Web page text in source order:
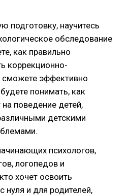
подготовку, научитесь
обследование
как правильно
коррекционно-
эффективно
понимать, как
поведение детей,
детскими
психологов,
логопедов и
хочет освоить
нуля и для родителей,